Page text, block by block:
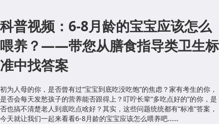
科普视频：6-8月龄的宝宝应该怎么
喂养？——带您从膳食指导类卫生标
准中找答案
初为人母的你，是否曾有过“宝宝到底吃没吃饱”的焦虑？家有考生的你，
是否会每天发愁孩子的营养能否跟得上？叮咛长辈“多吃点好的”的你，是
否也搞不清楚老人到底吃点啥好？其实，这些问题统统都有“标准”答案，
今天就让我们一起来看看6-8月龄的宝宝应该怎么喂养吧……